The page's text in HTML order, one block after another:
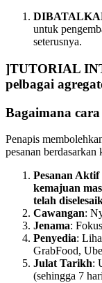
untuk
seterusnya.
]TUTORIAL
pelbagai
Bagaimana cara
Penapis
pesanan berdasarkan
Pesanan
kemajuan
telah
Cawangan:
Jenama:
Penyedia:
GrabFood,
Julat Tarikh:
(sehingga 7